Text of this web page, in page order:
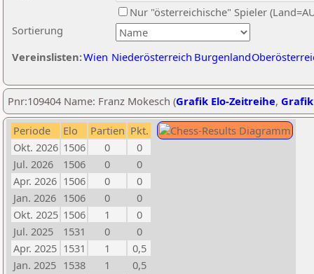
Sortierung
Nur "österreichische" Spieler
Vereinslisten:Wien Niederösterreich Burgenland
Pnr:109404 Name: Franz Mokesch (Grafik Elo-Zeitreihe,
Periode Elo Partien Pkt.
Okt. 2026 1506 0
0
Jul. 2026
1506 0
0
Apr. 2026 1506 0
0
Jan. 2026 1506 0
0
Okt. 2025 1506 1
0
Jul. 2025
1531 0
0
Apr. 2025 1531 1
0,5
Jan. 2025 1538 1
0,5